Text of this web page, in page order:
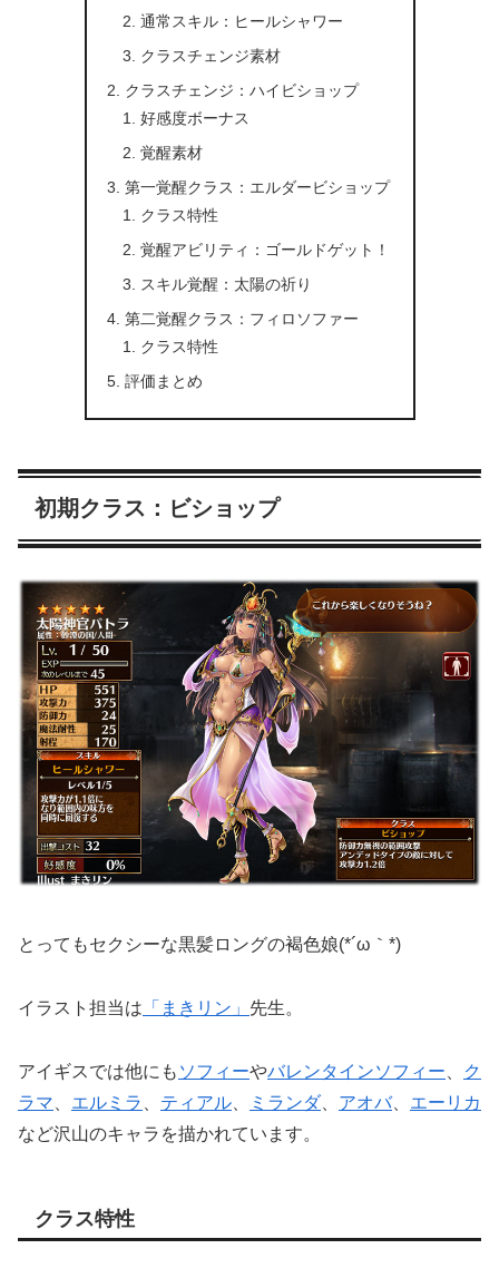
通常スキル：ヒールシャワー
クラスチェンジ素材
クラスチェンジ：ハイビショップ
好感度ボーナス
覚醒素材
第一覚醒クラス：エルダービショップ
クラス特性
覚醒アビリティ：ゴールドゲット！
スキル覚醒：太陽の祈り
第二覚醒クラス：フィロソファー
クラス特性
評価まとめ
初期クラス：ビショップ
とってもセクシーな黒髪ロングの褐色娘(*´ω｀*)
イラスト担当は 「まきリン」 先生。
アイギスでは他にも ソフィーやバレンタインソフィー
ク
ラマ
エルミラ ティアル ミランダ、 アオバ、 エーリカ
など沢山のキャラを描かれています。
クラス特性